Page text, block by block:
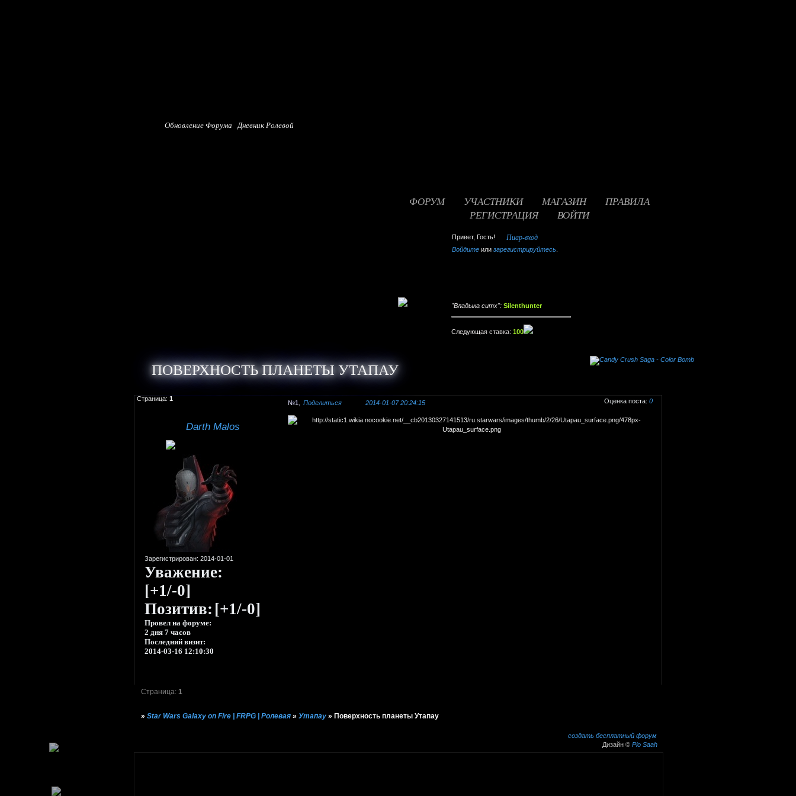
Обновление Форума Дневник Ролевой
"Владыка ситх": Silenthunter
Следующая ставка: 100
Пиар-вход
ФОРУМ УЧАСТНИКИ МАГАЗИН
ПРАВИЛА
РЕГИСТРАЦИЯ
ВОЙТИ
Привет, Гость!
Войдите или зарегистрируйтесь
ПОВЕРХНОСТЬ ПЛАНЕТЫ УТАПАУ
Страница: 1
Поделиться
1 2014-01-07 20:24:15
Darth Malos
Зарегистрирован: 2014-01-01
Уважение:
[+1/-0]
Позитив: [+1/-0]
Провел на форуме:
2 дня 7 часов
Последний визит:
2014-03-16 12:10:30
0
Страница:1
»Star Wars Galaxy on Fire | FRPG | Ролевая »Утапау » Поверхность планеты Утапау
создать бесплатный форум
Дизайн © Plo Saah